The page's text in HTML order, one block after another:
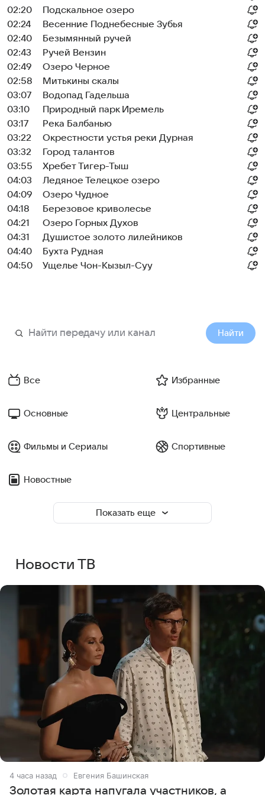
02:20
Подскальное озеро
02:24
Весенние Поднебесные Зубья
02:40
Безымянный ручей
02:43
Ручей Вензин
02:49
Озеро Черное
02:58
Митькины скалы
03:07
Водопад Гадельша
03:10
Природный парк Иремель
03:17
Река Балбанью
03:22
Окрестности устья реки Дурная
03:32
Город талантов
03:55
Хребет Тигер-Тыш
04:03
Ледяное Телецкое озеро
04:09
Озеро Чудное
04:18
Березовое криволесье
04:21
Озеро Горных Духов
04:31
Душистое золото лилейников
04:40
Бухта Рудная
04:50
Ущелье Чон-Кызыл-Суу
Найти
Все Избранные
Основные Центральные
Фильмы и Сериалы Спортивные
Новостные
Показать еще
Новости ТВ
4 часа назад Евгения Башинская
Золотая карта напугала участников, а